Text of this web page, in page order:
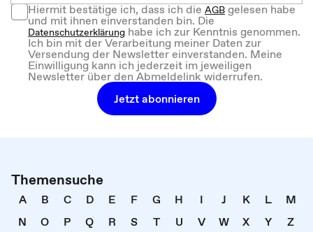
Hiermit bestätige ich, dass ich dieAGBgelesen habe
und mit ihnen einverstanden bin. Die
Datenschutzerklärung habe ich zur Kenntnis genommen.
Ich bin mit der Verarbeitung meiner Daten zur
Versendung der Newsletter einverstanden. Meine
Einwilligung kann ich jederzeit im jeweiligen
Newsletter über den Abmeldelink widerrufen.
Jetzt abonnieren
Themensuche
A B C D E F G H I J K L
M
N
O P Q R S T U V W X Y
Z